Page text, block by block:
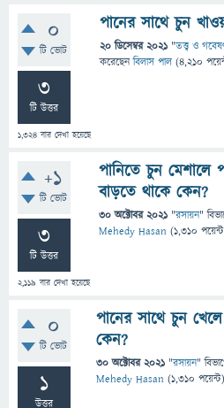
0
টি ভোট
3
টি উত্তর
1,324 বার দেখা হয়েছে
পানের সাথে চুন
20 ডিসেম্বর 2021 "তত্ত্ব ও
করেছেনবিলাস পাল (4,210
+1
টি ভোট
3
টি উত্তর
2,119 বার দেখা হয়েছে
পানিতে চুন মেশালে
বাড়তে থাকে কেন?
30 অক্টোবর 2021 "রসায়ন"
Mehedy Hasan (1,310
0
টি ভোট
1
উত্তর
পানের সাথে চুন
কেন?
30 অক্টোবর 2021 "রসায়ন"
Mehedy Hasan (1,310 পয়েন্ট)